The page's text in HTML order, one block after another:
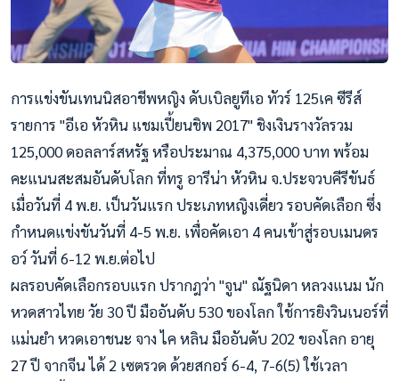
การแข่งขันเทนนิสอาชีพหญิง ดับเบิลยูทีเอ ทัวร์ 125เค ซีรีส์
รายการ "อีเอ หัวหิน แชมเปี้ยนชิพ 2017" ชิงเงินรางวัลรวม
125,000 ดอลลาร์สหรัฐ หรือประมาณ 4,375,000 บาท พร้อม
คะแนนสะสมอันดับโลก ที่ทรู อารีน่า หัวหิน จ.ประจวบคีรีขันธ์
เมื่อวันที่ 4 พ.ย. เป็นวันแรก ประเภทหญิงเดี่ยว รอบคัดเลือก ซึ่ง
กำหนดแข่งขันวันที่ 4-5 พ.ย. เพื่อคัดเอา 4 คนเข้าสู่รอบเมนดร
อว์ วันที่ 6-12 พ.ย.ต่อไป
ผลรอบคัดเลือกรอบแรก ปรากฎว่า "จูน" ณัฐนิดา หลวงแนม นัก
หวดสาวไทย วัย 30 ปี มืออันดับ 530 ของโลก ใช้การยิงวินเนอร์ที่
แม่นยำ หวดเอาชนะ จาง ไค หลิน มืออันดับ 202 ของโลก อายุ
27 ปี จากจีน ได้ 2 เซตรวด ด้วยสกอร์ 6-4, 7-6(5) ใช้เวลา